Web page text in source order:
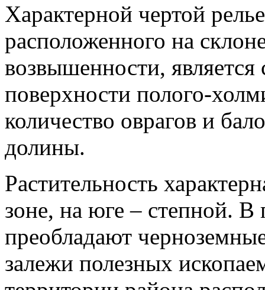
Характерной чертой
расположенного на
возвышенности, является
поверхности полого-
количество оврагов и
долины.
Растительность
зоне, на юге – степной. В
преобладают
залежи полезных